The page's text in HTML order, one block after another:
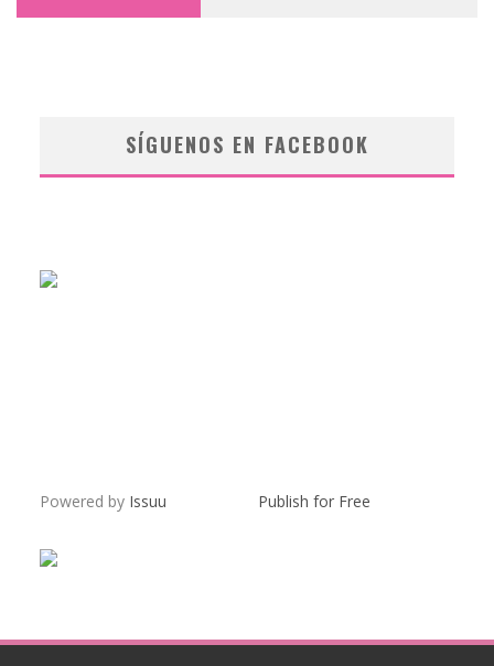
SÍGUENOS EN FACEBOOK
Powered by Issuu Publish for Free